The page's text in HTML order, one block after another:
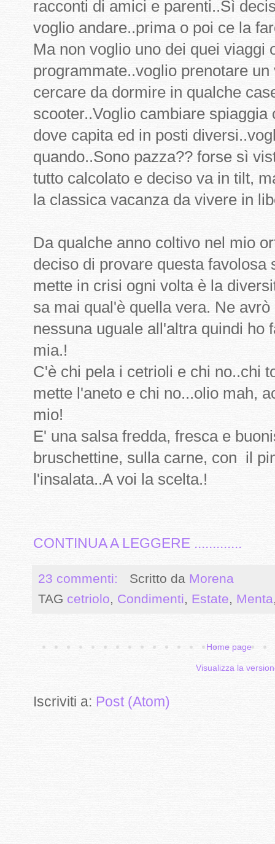
racconti di amici e parenti..Sì
voglio andare..prima o poi ce la
Ma non voglio uno dei quei viaggi
programmate..voglio prenotare
cercare da dormire in qualche
scooter..Voglio cambiare
dove capita ed in posti
quando..Sono pazza?? forse sì
tutto calcolato e deciso va in tilt,
la classica vacanza da vivere in
Da qualche anno coltivo nel mio
deciso di provare questa favolosa
mette in crisi ogni volta è la
sa mai qual'è quella vera. Ne
nessuna uguale all'altra quindi ho
mia.!
C'è chi pela i cetrioli e chi no..chi
mette l'aneto e chi no...olio mah,
mio!
E' una salsa fredda, fresca e
bruschettine, sulla carne, con il
l'insalata..A voi la scelta.!
CONTINUA A LEGGERE .............
23 commenti: Scritto da Morena
TAG cetriolo, Condimenti, Estate, Menta
Home page
Visualizza la
Iscriviti a: Post (Atom)